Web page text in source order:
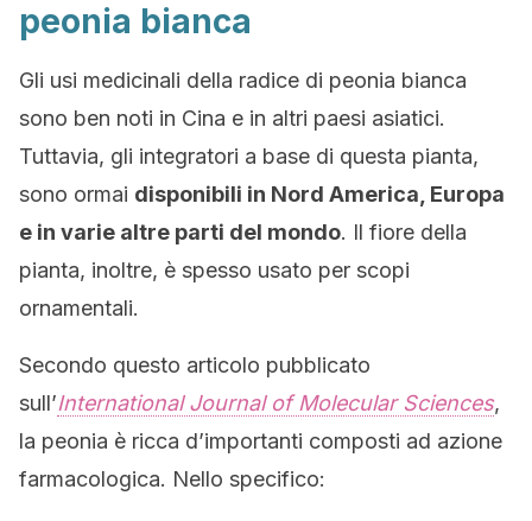
peonia bianca
Gli usi medicinali della radice di peonia bianca
sono ben noti in Cina e in altri paesi asiatici.
Tuttavia, gli integratori a base di questa pianta,
sono ormai disponibili in Nord America, Europa
e in varie altre parti del mondo. Il fiore della
pianta, inoltre, è spesso usato per scopi
ornamentali.
Secondo questo articolo pubblicato
sull’International Journal of Molecular Sciences,
la peonia è ricca d’importanti composti ad azione
farmacologica. Nello specifico: